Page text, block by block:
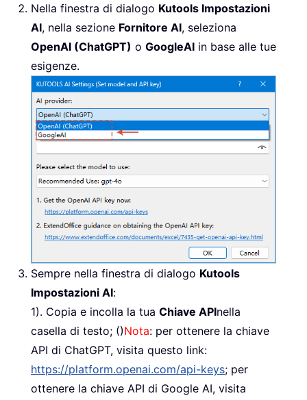
Nella finestra di dialogo Kutools Impostazioni
AI, nella sezione Fornitore AI, seleziona
OpenAI (ChatGPT) o GoogleAI in base alle tue
esigenze.
Sempre nella finestra di dialogo Kutools
Impostazioni AI:
1). Copia e incolla la tua Chiave APInella
casella di testo; ()Nota: per ottenere la chiave
API di ChatGPT, visita questo link:
https://platform.openai.com/api-keys; per
ottenere la chiave API di Google AI, visita